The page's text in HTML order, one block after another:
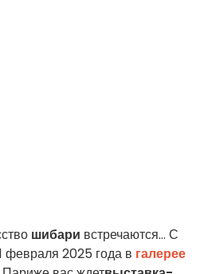
шибари встречаются... С
февраля 2025 года в галерее